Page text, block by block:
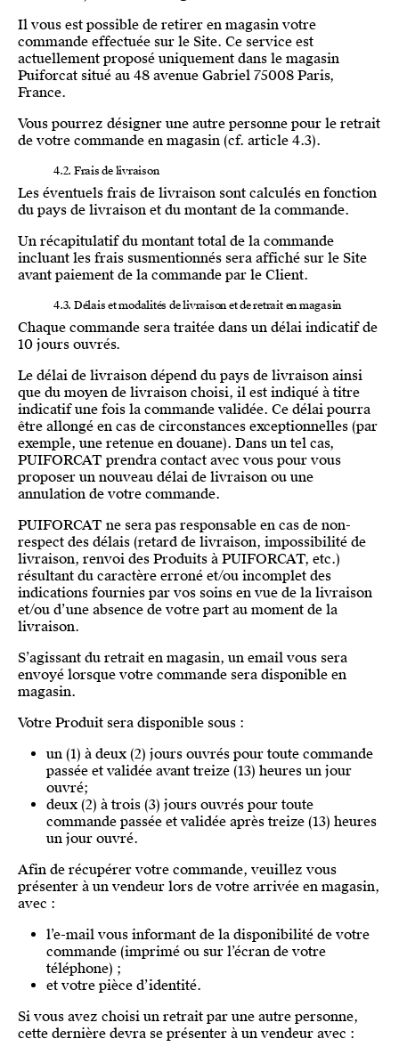
Il vous est possible de retirer en magasin votre
commande effectuée sur le Site. Ce service est
actuellement proposé uniquement dans le magasin
Puiforcat situé au 48 avenue Gabriel 75008 Paris,
France.
Vous pourrez désigner une autre personne pour le retrait
de votre commande en magasin (cf. article 4.3).
4.2. Frais de livraison
Les éventuels frais de livraison sont calculés en fonction
du pays de livraison et du montant de la commande.
Un récapitulatif du montant total de la commande
incluant les frais susmentionnés sera affiché sur le Site
avant paiement de la commande par le Client.
4.3. Délais et modalités de livraison et de retrait en magasin
Chaque commande sera traitée dans un délai indicatif de
10 jours ouvrés.
Le délai de livraison dépend du pays de livraison ainsi
que du moyen de livraison choisi, il est indiqué à titre
indicatif une fois la commande validée. Ce délai pourra
être allongé en cas de circonstances exceptionnelles (par
exemple, une retenue en douane). Dans un tel cas,
PUIFORCAT prendra contact avec vous pour vous
proposer un nouveau délai de livraison ou une
annulation de votre commande.
PUIFORCAT ne sera pas responsable en cas de non-
respect des délais (retard de livraison, impossibilité de
livraison, renvoi des Produits à PUIFORCAT, etc.)
résultant du caractère erroné et/ou incomplet des
indications fournies par vos soins en vue de la livraison
et/ou d’une absence de votre part au moment de la
livraison.
S’agissant du retrait en magasin, un email vous sera
envoyé lorsque votre commande sera disponible en
magasin.
Votre Produit sera disponible sous :
un (1) à deux (2) jours ouvrés pour toute commande
passée et validée avant treize (13) heures un jour
ouvré;
deux (2) à trois (3) jours ouvrés pour toute
commande passée et validée après treize (13) heures
un jour ouvré.
Afin de récupérer votre commande, veuillez vous
présenter à un vendeur lors de votre arrivée en magasin,
avec :
l’e-mail vous informant de la disponibilité de votre
commande (imprimé ou sur l’écran de votre
téléphone) ;
et votre pièce d’identité.
Si vous avez choisi un retrait par une autre personne,
cette dernière devra se présenter à un vendeur avec :